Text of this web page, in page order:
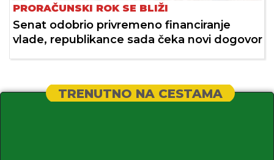
PRORAČUNSKI ROK SE BLIŽI
Senat odobrio privremeno financiranje
vlade, republikance sada čeka novi dogovor
TRENUTNO NA CESTAMA